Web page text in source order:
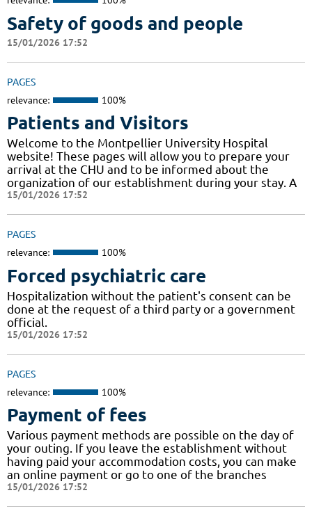
Safety of goods and people
15/01/2026 17:52
PAGES
relevance: 100%
Patients and Visitors
Welcome to the Montpellier University Hospital
website! These pages will allow you to prepare your
arrival at the CHU and to be informed about the
organization of our establishment during your stay. A
15/01/2026 17:52
PAGES
relevance: 100%
Forced psychiatric care
Hospitalization without the patient's consent can be
done at the request of a third party or a government
official.
15/01/2026 17:52
PAGES
relevance: 100%
Payment of fees
Various payment methods are possible on the day of
your outing. If you leave the establishment without
having paid your accommodation costs, you can make
an online payment or go to one of the branches
15/01/2026 17:52